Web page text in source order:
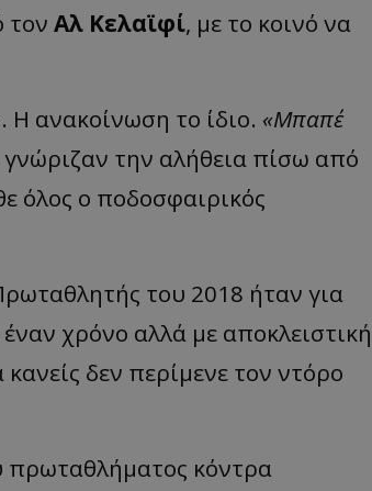
τον Αλ Κελαϊφί, με το κοινό να
Η ανακοίνωση το ίδιο. «Μπαπέ
την αλήθεια πίσω από
όλος ο ποδοσφαιρικός
του 2018 ήταν για
χρόνο αλλά με αποκλειστική
δεν περίμενε τον ντόρο
πρωταθλήματος κόντρα